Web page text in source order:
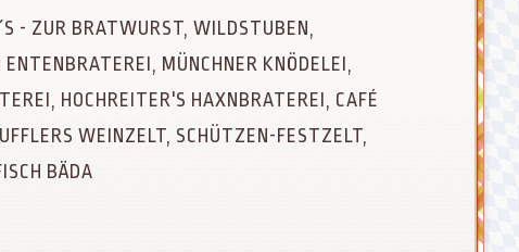
- ZUR BRATWURST, WILDSTUBEN,
ENTENBRATEREI, MÜNCHNER KNÖDELEI,
HOCHREITER'S HAXNBRATEREI, CAFÉ
WEINZELT, SCHÜTZEN-FESTZELT,
BÄDA